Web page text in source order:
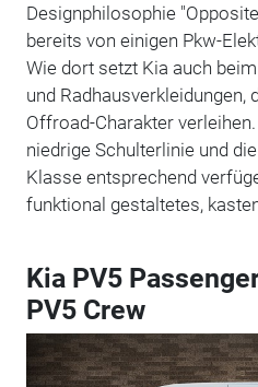
Designphilosophie
bereits von einigen Pkw-
Wie dort setzt Kia auch
und Radhausverkleidungen,
Offroad-Charakter
niedrige Schulterlinie und
Klasse entsprechend
funktional gestaltetes,
Kia PV5
PV5 Crew